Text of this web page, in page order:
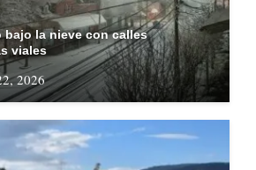
bajo la nieve con calles
viales
2026